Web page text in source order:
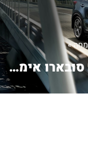
»
אני מתעניין ברכב מסוג סובארו אימפרזה ...